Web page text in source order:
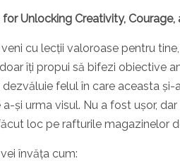
for Unlocking Creativity,
cu lecții valoroase pentru
îți propui să bifezi obiective
dezvăluie felul în care aceasta
și urma visul. Nu a fost ușor,
loc pe rafturile magazinelor
învăța cum: